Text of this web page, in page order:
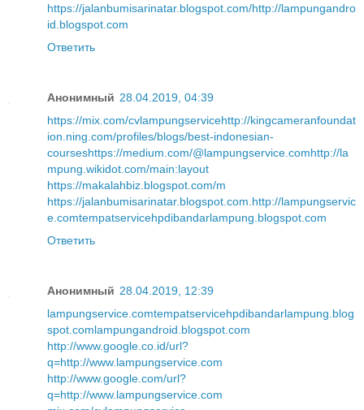
https://jalanbumisarinatar.blogspot.com/http://lampungandro
id.blogspot.com
Ответить
Анонимный 28.04.2019, 04:39
https://mix.com/cvlampungservicehttp://kingcameranfoundat
ion.ning.com/profiles/blogs/best-indonesian-
courseshttps://medium.com/@lampungservice.comhttp://la
mpung.wikidot.com/main:layout
https://makalahbiz.blogspot.com/m
https://jalanbumisarinatar.blogspot.com.http://lampungservic
e.comtempatservicehpdibandarlampung.blogspot.com
Ответить
Анонимный 28.04.2019, 12:39
lampungservice.comtempatservicehpdibandarlampung.blog
spot.comlampungandroid.blogspot.com
http://www.google.co.id/url?
q=http://www.lampungservice.com
http://www.google.com/url?
q=http://www.lampungservice.com